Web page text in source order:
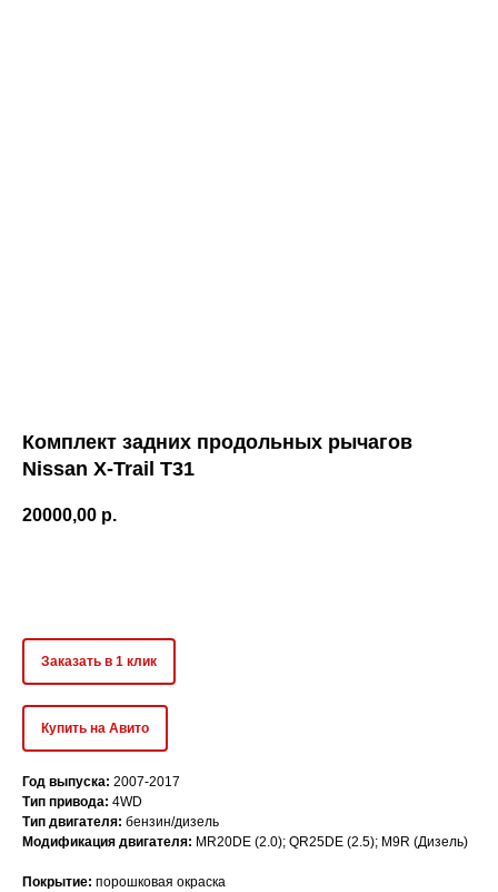
Комплект задних продольных рычагов
Nissan X-Trail T31
20000,00 р.
Заказать в 1 клик
Купить на Авито
Год выпуска: 2007-2017
Тип привода: 4WD
Тип двигателя: бензин/дизель
Модификация двигателя: MR20DE (2.0); QR25DE (2.5); M9R (Дизель)
Покрытие: порошковая окраска